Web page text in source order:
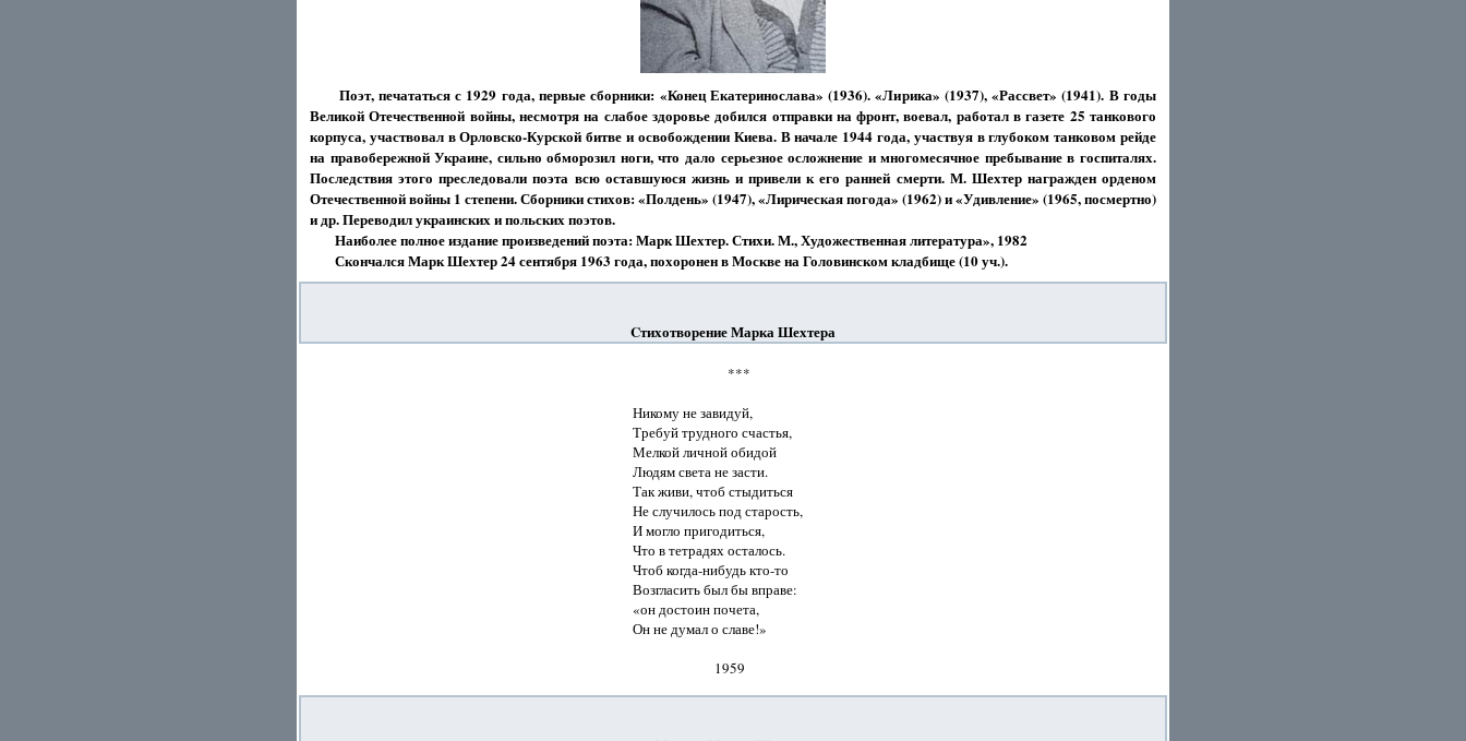
Поэт, печататься с 1929 года, первые сборники: «Конец Екатеринослава» (1936). «Лирика» (1937), «Рассвет» (1941). В годы
Великой Отечественной войны, несмотря на слабое здоровье добился отправки на фронт, воевал, работал в газете 25 танкового
корпуса, участвовал в Орловско-Курской битве и освобождении Киева. В начале 1944 года, участвуя в глубоком танковом рейде
на правобережной Украине, сильно обморозил ноги, что дало серьезное осложнение и многомесячное пребывание в госпиталях.
Последствия этого преследовали поэта всю оставшуюся жизнь и привели к его ранней смерти. М. Шехтер награжден орденом
Отечественной войны 1 степени. Сборники стихов: «Полдень» (1947), «Лирическая погода» (1962) и «Удивление» (1965, посмертно)
и др. Переводил украинских и польских поэтов.
Наиболее полное издание произведений поэта: Марк Шехтер. Стихи. М., Художественная литература», 1982
Скончался Марк Шехтер 24 сентября 1963 года, похоронен в Москве на Головинском кладбище (10 уч.).
Cтихотворение Марка Шехтера
                             ***
Никому не завидуй,
Требуй трудного счастья,
Мелкой личной обидой
Людям света не засти.
Так живи, чтоб стыдиться
Не случилось под старость,
И могло пригодиться,
Что в тетрадях осталось.
Чтоб когда-нибудь кто-то
Возгласить был бы вправе:
«он достоин почета,
Он не думал о славе!»